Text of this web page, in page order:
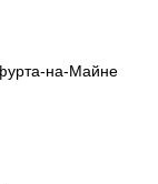
на-Майне